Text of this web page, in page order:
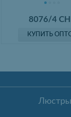
8076/4
КУПИТЬ